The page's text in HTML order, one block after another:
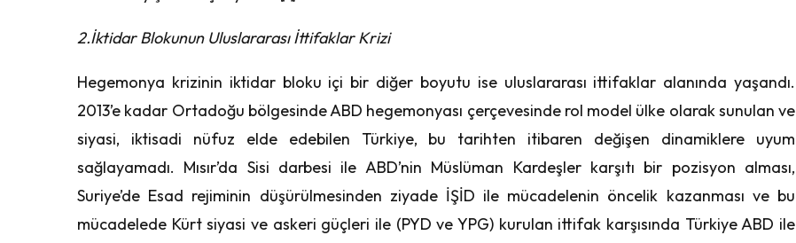
2.İktidar Blokunun Uluslararası İttifaklar Krizi
Hegemonya krizinin iktidar bloku içi bir diğer boyutu ise uluslararası ittifaklar alanında yaşandı.
2013’e kadar Ortadoğu bölgesinde ABD hegemonyası çerçevesinde rol model ülke olarak sunulan ve
siyasi, iktisadi nüfuz elde edebilen Türkiye, bu tarihten itibaren değişen dinamiklere uyum
sağlayamadı. Mısır’da Sisi darbesi ile ABD’nin Müslüman Kardeşler karşıtı bir pozisyon alması,
Suriye’de Esad rejiminin düşürülmesinden ziyade İŞİD ile mücadelenin öncelik kazanması ve bu
mücadelede Kürt siyasi ve askeri güçleri ile (PYD ve YPG) kurulan ittifak karşısında Türkiye ABD ile